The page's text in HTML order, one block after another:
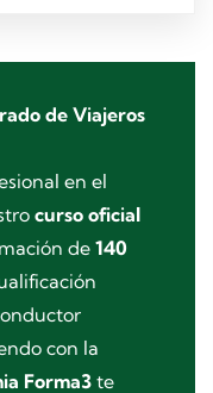
de Viajeros
en el
curso oficial
de 140
con la
Forma3 te